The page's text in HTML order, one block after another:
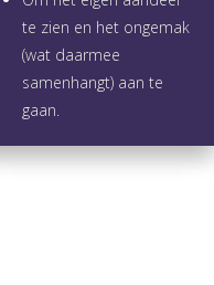
te zien en het ongemak
(wat daarmee
samenhangt) aan te
gaan.